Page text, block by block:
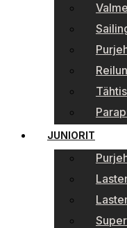
JUNIORIT